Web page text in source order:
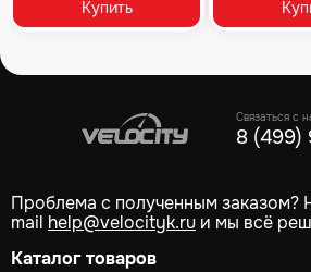
Купить
Связаться с
8 (499)
Проблема с полученным заказом?
mail help@velocityk.ru и мы всё
Каталог товаров